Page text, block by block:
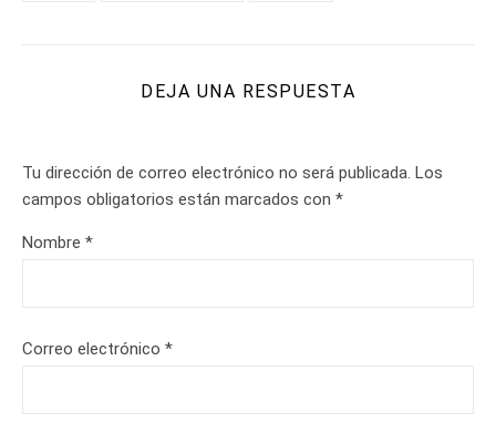
DEJA UNA RESPUESTA
Tu dirección de correo electrónico no será publicada. Los
campos obligatorios están marcados con *
Nombre *
Correo electrónico *